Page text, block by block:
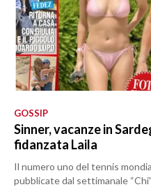
GOSSIP
Sinner, vacanze in
fidanzata Laila
Il numero uno del tennis
pubblicate dal settimanale “Chi”